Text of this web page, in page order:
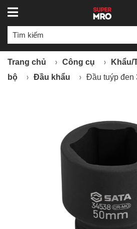
Trang chủ Công cụ Khẩu/
bộ
Đầu khẩu Đầu tuýp đen